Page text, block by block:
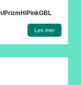
PrizmHiPinkGBL
Les mer